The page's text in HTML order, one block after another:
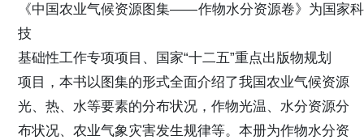
《中国农业气候资源图集——作物水分资源卷》为国家科
技
基础性工作专项项目、国家“十二五”重点出版物规划
项目，本书以图集的形式全面介绍了我国农业气候资源
光、热、水等要素的分布状况，作物光温、水分资源分
布状况、农业气象灾害发生规律等。本册为作物水分资